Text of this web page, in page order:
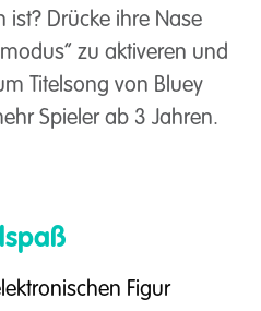
ist? Drücke ihre Nase
zu aktiveren und
Titelsong von Bluey
Spieler ab 3 Jahren.
Figur